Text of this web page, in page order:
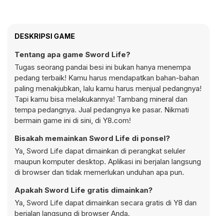
DESKRIPSI GAME
Tentang apa game Sword Life?
Tugas seorang pandai besi ini bukan hanya menempa
pedang terbaik! Kamu harus mendapatkan bahan-bahan
paling menakjubkan, lalu kamu harus menjual pedangnya!
Tapi kamu bisa melakukannya! Tambang mineral dan
tempa pedangnya. Jual pedangnya ke pasar. Nikmati
bermain game ini di sini, di Y8.com!
Bisakah memainkan Sword Life di ponsel?
Ya, Sword Life dapat dimainkan di perangkat seluler
maupun komputer desktop. Aplikasi ini berjalan langsung
di browser dan tidak memerlukan unduhan apa pun.
Apakah Sword Life gratis dimainkan?
Ya, Sword Life dapat dimainkan secara gratis di Y8 dan
berjalan langsung di browser Anda.